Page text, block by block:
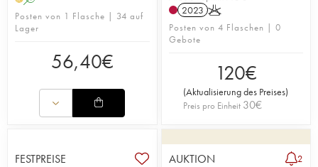
Posten von 1 Flasche | 34 auf
Lager
56,40€
2023 K
Posten von 4 Flaschen | 0
Gebote
120€
(Aktualisierung des Preises)
Preis pro Einheit 30€
FESTPREISE AUKTION 2